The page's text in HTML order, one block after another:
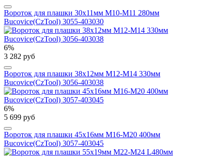
Вороток для плашки 30х11мм М10-М11 280мм
Bucovice(CzTool) 3055-403030
6%
3 282 руб
Вороток для плашки 38х12мм М12-М14 330мм
Bucovice(CzTool) 3056-403038
6%
5 699 руб
Вороток для плашки 45х16мм М16-М20 400мм
Bucovice(CzTool) 3057-403045